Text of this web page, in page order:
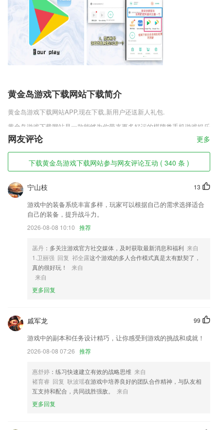
黄金岛游戏下载网站下载简介
黄金岛游戏下载网站APP,现在下载,新用户还送新人礼包.
黄金岛游戏下载网站是一款能够为你带来更多好运的棋牌类手机游戏娱乐
大厅，不同的棋牌模式能够为你带来截然不同的玩法，你可以通过一系列
的挑战设定来体验更多的激情，享受各种独一无二的玩法。不同的挑战制
度也能给予你更多的激情，你将体验独一无二的趣味对决。
黄金岛游戏下载网站软件特色
1,可以自由的在线进行选择，在这里帮助2265用户可以自由的进行记录
2,【大量的学习课程】
3,营养菜谱均衡搭配健康饮食快乐成长；
4,随时可在平台进行资料共享，并且还能将资料上传到企业云盘中；
5,自由才是这个年代最珍贵的东西!抛开条条框框,发挥你的无限创意,操作
流畅,助你实现你的艺术构想!
6,专业听书
黄金岛游戏下载网站软件优势
2.：古文的精髓加上典雅的视觉，让你在学习之余，领略文化精髓
3.体验超过 40 个科学模型和游戏，横跨多学科领域（更多模型即将发
4.夜空多么美妙，有那么多星座，星星和系外行星。多么美妙的夜星空，
更多星空信息。
5.外教老师亲自录制，真人AI互动课程。课中加强互动，保证孩子学习输
出能力，注重语言能力培养，塑造孩子的综合素质。
网友评论 更多
下载黄金岛游戏下载网站参与网友评论互动 ( 340 条 )
13
宁山枝
游戏中的装备系统丰富多样，玩家可以根据自己的需求选择适合
自己的装备，提升战斗力。
2026-08-08 10:10 推荐
菡丹 ：多关注游戏官方社交媒体，及时获取最新消息和福利 来自
1.卫丽强 回复 祁全露这个游戏的多人合作模式真是太有默契了，
真的很好玩！
来自
来自
更多回复
99
戚军龙
游戏中的副本和任务设计精巧，让你感受到游戏的挑战和成就！
2026-08-08 07:26 推荐
惠舒婷 ：练习快速建立有效的战略思维 来自
褚育睿 回复 耿波瑶在游戏中培养良好的团队合作精神，与队友相
互支持和配合，共同战胜强敌。
来自
更多回复